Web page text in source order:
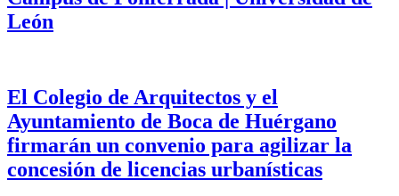
León
El Colegio de Arquitectos y el
Ayuntamiento de Boca de Huérgano
firmarán un convenio para agilizar la
concesión de licencias urbanísticas